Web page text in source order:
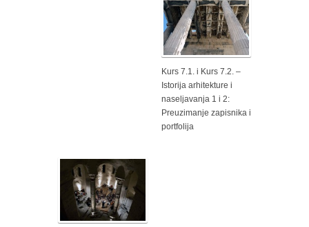
Kurs 7.1. i Kurs 7.2. –
Istorija arhitekture i
naseljavanja 1 i 2:
Preuzimanje zapisnika i
portfolija